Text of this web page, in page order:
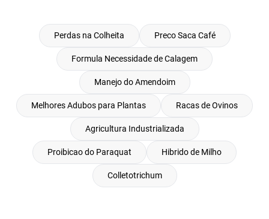
Perdas na Colheita Preco Saca Café
Formula Necessidade de Calagem
Manejo do Amendoim
Melhores Adubos para Plantas Racas de Ovinos
Agricultura Industrializada
Proibicao do Paraquat Hibrido de Milho
Colletotrichum